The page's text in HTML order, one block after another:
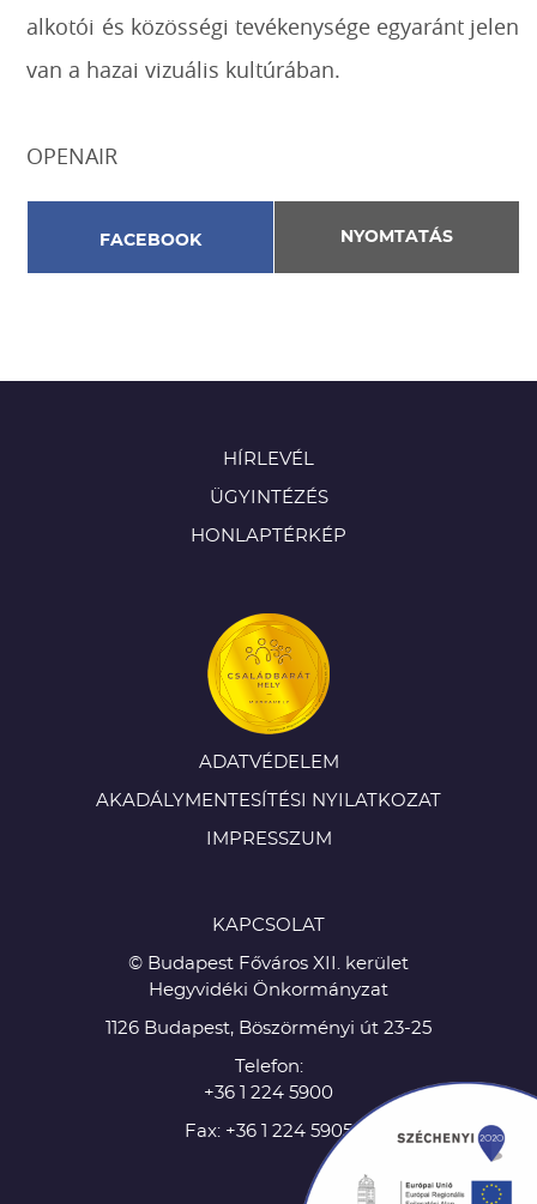
alkotói és közösségi tevékenysége egyaránt jelen
van a hazai vizuális kultúrában.
OPENAIR
FACEBOOK NYOMTATÁS
HÍRLEVÉL
ÜGYINTÉZÉS
HONLAPTÉRKÉP
ADATVÉDELEM
AKADÁLYMENTESÍTÉSI NYILATKOZAT
IMPRESSZUM
KAPCSOLAT
© Budapest Főváros XII. kerület
Hegyvidéki Önkormányzat
1126 Budapest, Böszörményi út 23-25
Telefon:
+36 1 224 5900
Fax: +36 1 224 5905